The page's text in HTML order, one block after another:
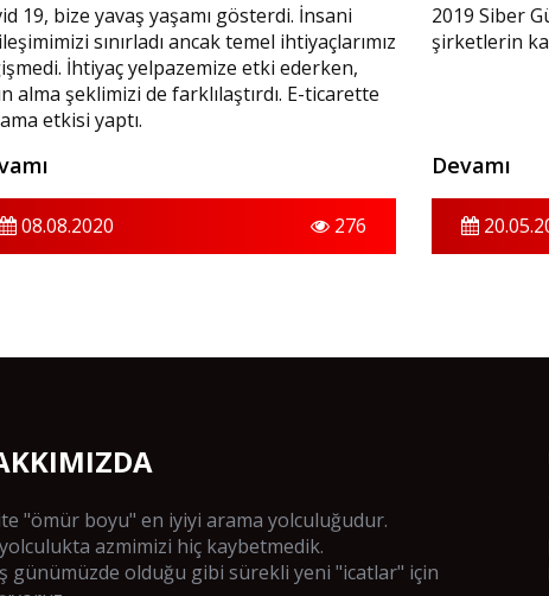
19, bize yavaş yaşamı gösterdi. İnsani
sınırladı ancak temel ihtiyaçlarımız
İhtiyaç yelpazemize etki ederken,
alma şeklimizi de farklılaştırdı. E-ticarette
etkisi yaptı.
08.08.2020 276
2019 Siber
şirketlerin
Devamı
"ömür boyu" en iyiyi arama yolculuğudur.
azmimizi hiç kaybetmedik.
günümüzde olduğu gibi sürekli yeni "icatlar" için